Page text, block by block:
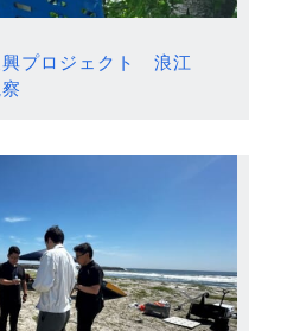
興プロジェクト 浪江